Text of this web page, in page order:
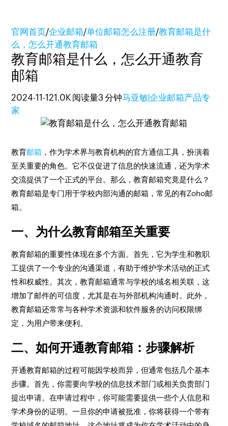
官网首页/企业邮箱/单位邮箱怎么注册/教育邮箱是什
么，怎么开通教育邮箱
教育邮箱是什么，怎么开通教育
邮箱
2024-11-121.0K 阅读量3 分钟马亚敏|企业邮箱产品专
家
教育邮箱 ，作为学术界与教育机构的官方通信工具，扮演着
至关重要的角色。它不仅促进了信息的快速流通，还为学术
交流提供了一个正式的平台。那么，教育邮箱究竟是什么？
教育邮箱是专门用于学校内部沟通的邮箱，常见的有Zoho邮
箱。
一、为什么教育邮箱至关重要
教育邮箱的重要性体现在多个方面。首先，它为学生和教职
工提供了一个专业的沟通渠道，有助于维护学术活动的正式
性和权威性。其次，教育邮箱通常与学校的域名相关联，这
增加了邮件的可信度，尤其是在与外部机构沟通时。此外，
教育邮箱还常常与各种学术资源和软件服务的访问权限绑
定，为用户带来便利。
二、如何开通教育邮箱：步骤解析
开通教育邮箱的过程可能因学校而异，但通常包括几个基本
步骤。首先，你需要向学校的信息技术部门或相关负责部门
提出申请。在申请过程中，你可能需要提供一些个人信息和
学术身份的证明。一旦你的申请被批准，你将获得一个带有